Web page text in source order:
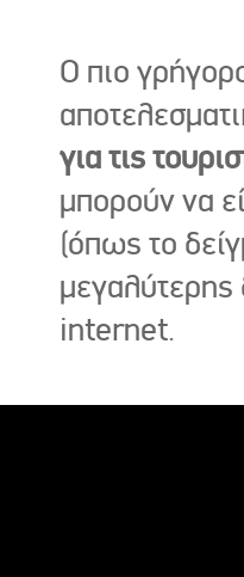
Ο πιο
για τις
μπορούν να
(όπως το
μεγαλύτερης
internet.